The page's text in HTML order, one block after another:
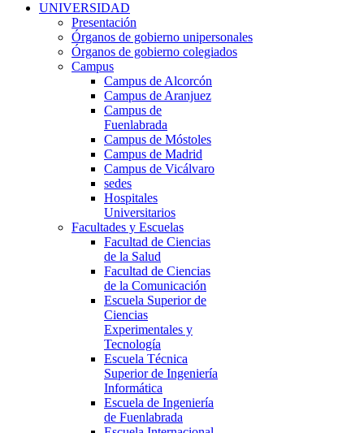
UNIVERSIDAD
Presentación
Órganos de gobierno unipersonales
Órganos de gobierno colegiados
Campus
Campus de Alcorcón
Campus de Aranjuez
Campus de
Fuenlabrada
Campus de Móstoles
Campus de Madrid
Campus de Vicálvaro
sedes
Hospitales
Universitarios
Facultades y Escuelas
Facultad de Ciencias
de la Salud
Facultad de Ciencias
de la Comunicación
Escuela Superior de
Ciencias
Experimentales y
Tecnología
Escuela Técnica
Superior de Ingeniería
Informática
Escuela de Ingeniería
de Fuenlabrada